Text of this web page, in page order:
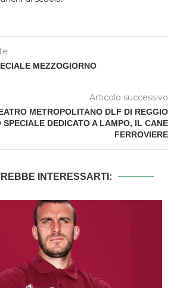
MEZZOGIORNO
Articolo successivo
METROPOLITANO DLF DI REGGIO
SPECIALE DEDICATO A LAMPO, IL CANE
FERROVIERE
INTERESSARTI: